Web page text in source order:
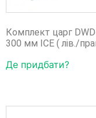
Комплект царг
300 мм ICE ( лів./
Де придбати?